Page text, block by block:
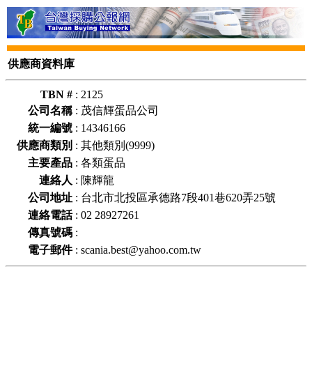
供應商資料庫
TBN # : 2125
公司名稱: 茂信輝蛋品公司
統一編號 : 14346166
供應商類別 : 其他類別(9999)
主要產品 : 各類蛋品
連絡人 : 陳輝龍
公司地址 : 台北市北投區承德路7段401巷620弄25號
連絡電話: 02 28927261
傳真號碼 :
電子郵件: scania.best@yahoo.com.tw